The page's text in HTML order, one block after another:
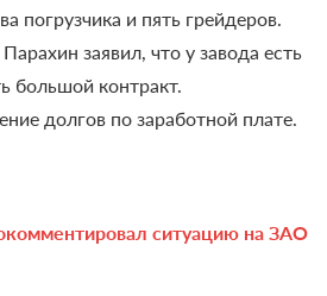
погрузчика и пять грейдеров.
заявил, что у завода есть
большой контракт.
долгов по заработной плате.
ситуацию на ЗАО